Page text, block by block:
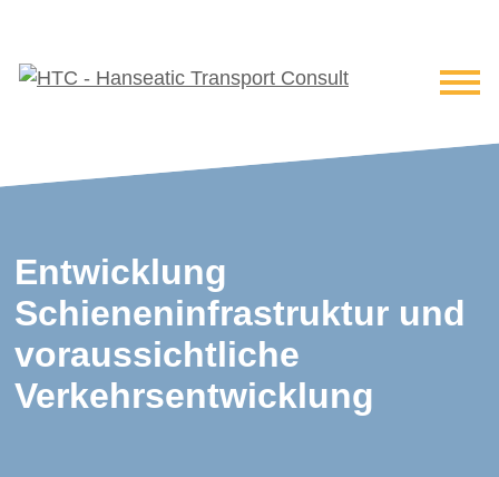
Entwicklung
Schieneninfrastruktur und
voraussichtliche
Verkehrsentwicklung